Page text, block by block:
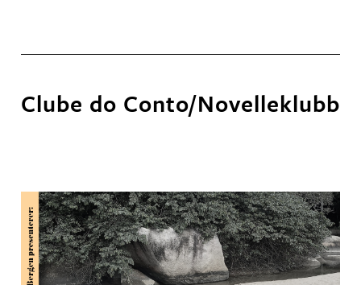
Clube do Conto/Novelleklubb